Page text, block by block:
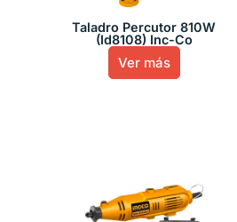
Taladro Percutor 810W
(Id8108) Inc-Co
Ver más